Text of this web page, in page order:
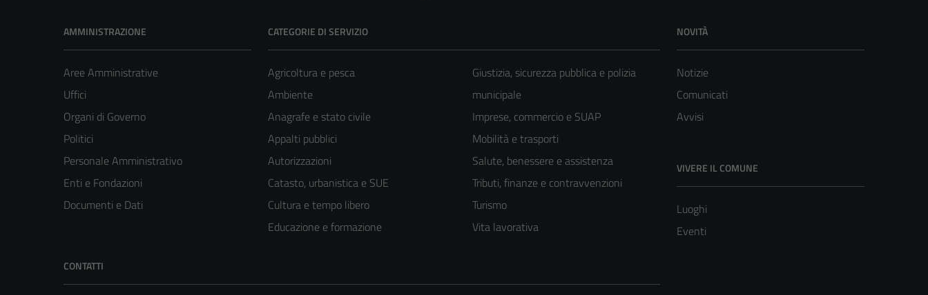
AMMINISTRAZIONE
Aree Amministrative
Uffici
Organi di Governo
Politici
Personale Amministrativo
Enti e Fondazioni
Documenti e Dati
CATEGORIE DI SERVIZIO
Agricoltura e pesca
Ambiente
Anagrafe e stato civile
Appalti pubblici
Autorizzazioni
Catasto, urbanistica e SUE
Cultura e tempo libero
Educazione e formazione
Giustizia, sicurezza pubblica e polizia
municipale
Imprese, commercio e SUAP
Mobilità e trasporti
Salute, benessere e assistenza
Tributi, finanze e contravvenzioni
Turismo
Vita lavorativa
NOVITÀ
Notizie
Comunicati
Avvisi
VIVERE IL COMUNE
Luoghi
Eventi
CONTATTI